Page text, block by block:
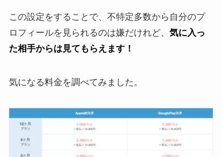
この設定をすることで、不特定多数から自分のプ
ロフィールを見られるのは嫌だけれど、 気に入っ
た相手からは見てもらえます！
気になる料金を調べてみました。